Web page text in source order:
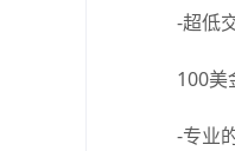
-超低交
100美金
-专业的